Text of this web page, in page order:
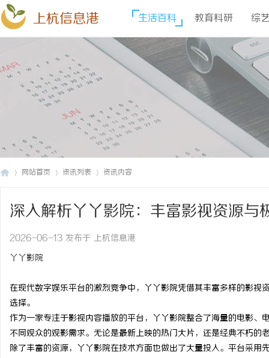
上杭信息港 生活百科 教育科研 综
网站首页 资讯列表 资讯内容
深入解析丫丫影院：丰富影视资源与
2026-06-13 发布于 上杭信息港
丫丫影院
在现代数字娱乐平台的激烈竞争中，丫丫影院凭借其丰富多样的影
选择。
作为一家专注于影视内容播放的平台，丫丫影院整合了海量的电影
不同观众的观影需求。无论是最新上映的热门大片，还是经典不朽的
除了丰富的资源，丫丫影院在技术方面也做出了大量投入。平台采